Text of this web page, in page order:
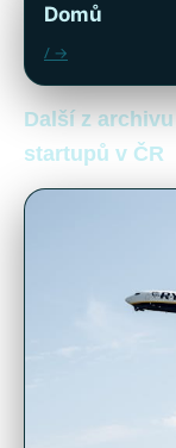
Domů
/ →
Další z
startupů v ČR